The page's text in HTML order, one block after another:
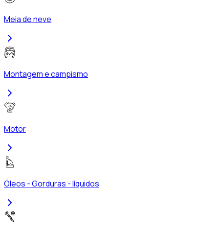
Meia de neve
Montagem e campismo
Motor
Óleos - Gorduras - líquidos